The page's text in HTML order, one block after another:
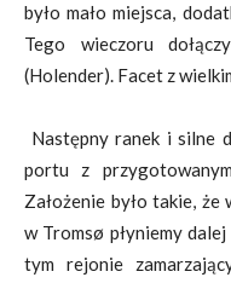
było mało miejsca,
Tego wieczoru
(Holender). Facet z
Następny ranek i silne
portu z
Założenie było takie,
w Tromsø płyniemy
tym rejonie